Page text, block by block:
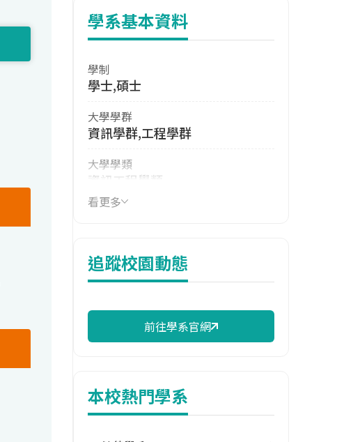
學系基本資料
學制
學士,碩士
大學學群
資訊學群,工程學群
大學學類
資訊工程學類
技職群類
114年學費
16,190 元/學期
114年雜費
10,350 元/學期
校際選課人數
113學年度上學期
看更多
追蹤校園動態
前往學系官網
本校熱門學系